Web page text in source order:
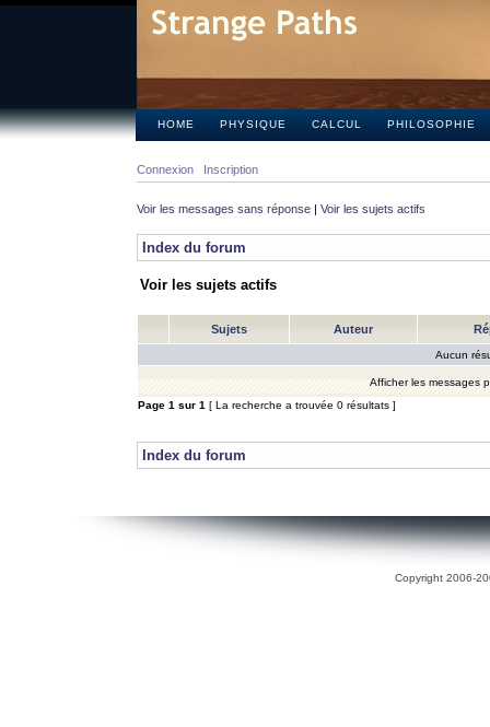
HOME PHYSIQUE CALCUL PHILOSOPHIE
Connexion Inscription
Voir les messages sans réponse | Voir les sujets actifs
Index du forum
Voir les sujets actifs
Sujets Auteur
Aucun
Afficher les messages
Page 1 sur 1 [ La recherche a trouvée 0 résultats ]
Index du forum
Copyright 2006-